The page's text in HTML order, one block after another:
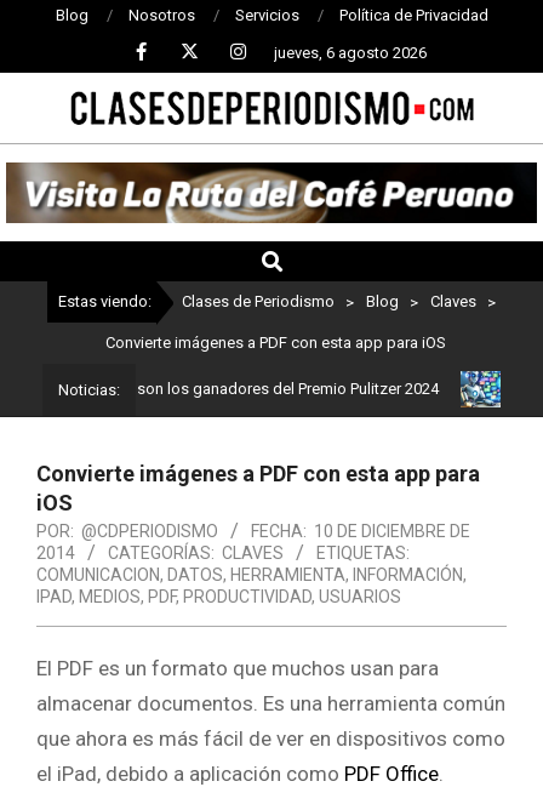
Blog Nosotros Servicios Política de Privacidad
jueves, 6 agosto 2026
CLASES
DE
PERIODISMO
Estas viendo: Clases de Periodismo > Blog > Claves >
Convierte imágenes a PDF con esta app para iOS
Noticias:
Estos son los ganadores del Premio Pulitzer 2024
Convierte imágenes a PDF con esta app para
iOS
POR: @CDPERIODISMO FECHA: 10 DE DICIEMBRE DE
2014
CATEGORÍAS: CLAVES
ETIQUETAS:
COMUNICACION, DATOS, HERRAMIENTA, INFORMACIÓN,
IPAD, MEDIOS, PDF, PRODUCTIVIDAD, USUARIOS
El PDF es un formato que muchos usan para
almacenar documentos. Es una herramienta común
que ahora es más fácil de ver en dispositivos como
el iPad, debido a aplicación como PDF Office